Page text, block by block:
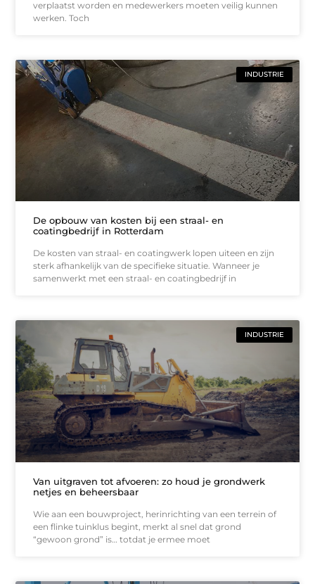
verplaatst worden en medewerkers moeten veilig kunnen
werken. Toch
INDUSTRIE
De opbouw van kosten bij een straal- en
coatingbedrijf in Rotterdam
De kosten van straal- en coatingwerk lopen uiteen en zijn
sterk afhankelijk van de specifieke situatie. Wanneer je
samenwerkt met een straal- en coatingbedrijf in
INDUSTRIE
Van uitgraven tot afvoeren: zo houd je grondwerk
netjes en beheersbaar
Wie aan een bouwproject, herinrichting van een terrein of
een flinke tuinklus begint, merkt al snel dat grond
“gewoon grond” is… totdat je ermee moet